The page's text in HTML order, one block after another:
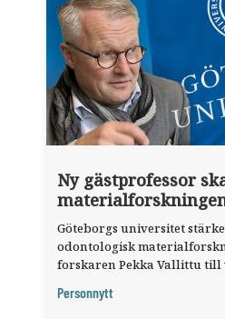
Ny gästprofessor
Göteborgs universitet
odontologisk
forskaren Pekka Vallittu till
Personnytt